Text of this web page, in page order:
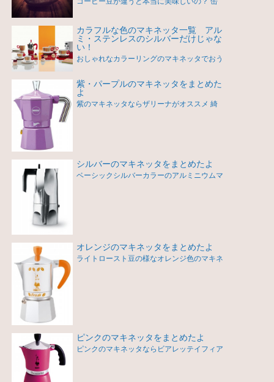
カラフルな色のマキネッタ一覧 アル
ミ・ステンレスのシルバーだけじゃな
い！
おしゃれなカラーリングのマキネッタでおう
紫・パープルのマキネッタをまとめた
よ
紫のマキネッタならザリーナがオススメ 綺
シルバーのマキネッタをまとめたよ
ベーシックシルバーカラーのアルミニウムマ
オレンジのマキネッタをまとめたよ
ライトロースト豆の様なオレンジ色のマキネ
ピンクのマキネッタをまとめたよ
ピンクのマキネッタならビアレッテイフィア